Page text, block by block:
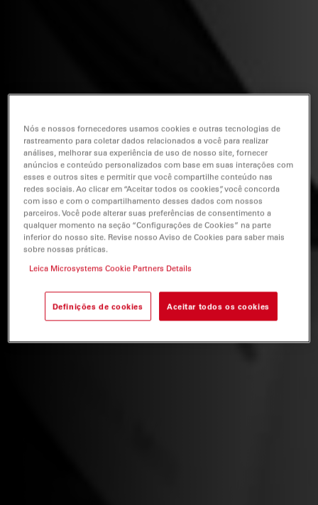
Nós e nossos fornecedores usamos cookies e outras tecnologias de
rastreamento para coletar dados relacionados a você para realizar
análises, melhorar sua experiência de uso de nosso site, fornecer
anúncios e conteúdo personalizados com base em suas interações com
esses e outros sites e permitir que você compartilhe conteúdo nas
redes sociais. Ao clicar em “Aceitar todos os cookies”, você concorda
com isso e com o compartilhamento desses dados com nossos
parceiros. Você pode alterar suas preferências de consentimento a
qualquer momento na seção “Configurações de Cookies” na parte
inferior do nosso site. Revise nosso Aviso de Cookies para saber mais
sobre nossas práticas.
Leica Microsystems Cookie Partners Details
Definições de cookies Aceitar todos os cookies